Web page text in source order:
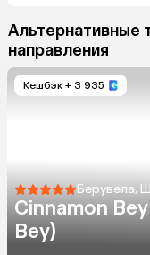
Альтернативные
направления
Кешбэк + 3 935
Берувела,
Cinnamon
Bey)